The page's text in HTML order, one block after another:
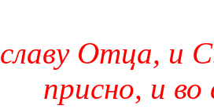
Отца, и
присно, и во